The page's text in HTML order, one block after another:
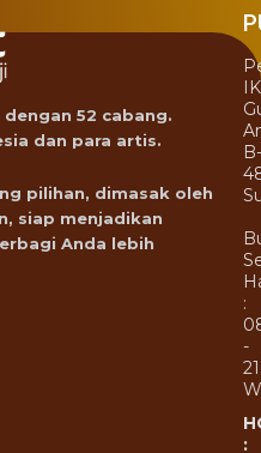
52 cabang.
dan para artis.
pilihan, dimasak oleh
siap menjadikan
Anda lebih
B-
:
-
: